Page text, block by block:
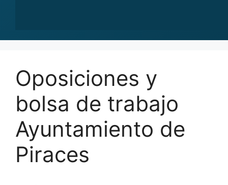
Oposiciones y
bolsa de trabajo
Ayuntamiento de
Piraces